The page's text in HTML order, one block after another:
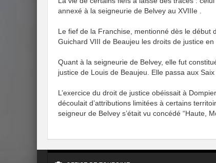
annexé à la seigneurie de Belvey au XVIIIe .
Le fief de la Franchise, mentionné dès le début
Guichard VIII de Beaujeu les droits de justice en
Quant à la seigneurie de Belvey, elle fut
justice de Louis de Beaujeu. Elle passa aux
L’exercice du droit de justice obéissait à
découlait d’attributions limitées à certains
seigneur de Belvey s’était vu concédé “Haute,